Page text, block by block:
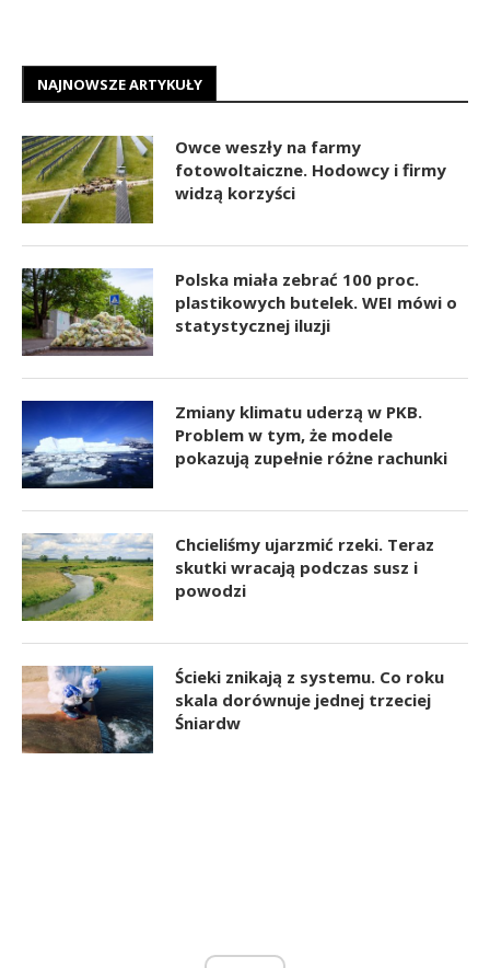
NAJNOWSZE ARTYKUŁY
Owce weszły na farmy
fotowoltaiczne. Hodowcy i firmy
widzą korzyści
Polska miała zebrać 100 proc.
plastikowych butelek. WEI mówi o
statystycznej iluzji
Zmiany klimatu uderzą w PKB.
Problem w tym, że modele
pokazują zupełnie różne rachunki
Chcieliśmy ujarzmić rzeki. Teraz
skutki wracają podczas susz i
powodzi
Ścieki znikają z systemu. Co roku
skala dorównuje jednej trzeciej
Śniardw